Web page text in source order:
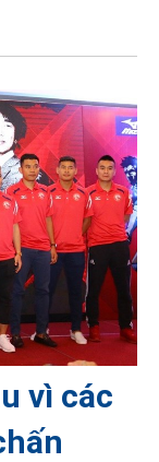
vì các